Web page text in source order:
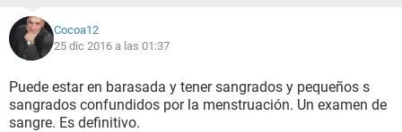
Cocoa12
25 dic 2016 a las 01:37
Puede estar en barasada y tener sangrados y pequeños s
sangrados confundidos por la menstruación. Un examen de
sangre. Es definitivo.